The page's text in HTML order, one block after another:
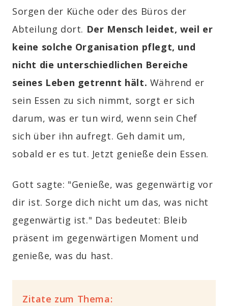
Sorgen der Küche oder des Büros der
Abteilung dort. Der Mensch leidet, weil er
keine solche Organisation pflegt, und
nicht die unterschiedlichen Bereiche
seines Leben getrennt hält. Während er
sein Essen zu sich nimmt, sorgt er sich
darum, was er tun wird, wenn sein Chef
sich über ihn aufregt. Geh damit um,
sobald er es tut. Jetzt genieße dein Essen.
Gott sagte: "Genieße, was gegenwärtig vor
dir ist. Sorge dich nicht um das, was nicht
gegenwärtig ist." Das bedeutet: Bleib
präsent im gegenwärtigen Moment und
genieße, was du hast.
Zitate zum Thema: